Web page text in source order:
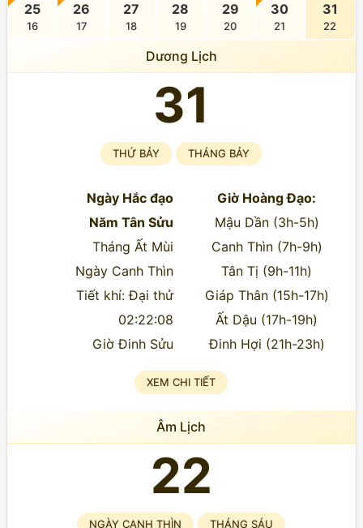
25
16
26
17
27
18
28
19
29
20
30
21
31
22
Dương Lịch
31
THỨ BẢY THÁNG BẢY
Ngày Hắc đạo
Năm Tân Sửu
Tháng Ất Mùi
Ngày Canh Thìn
Tiết khí: Đại thử
02:22:08
Giờ Đinh Sửu
Giờ Hoàng Đạo:
Mậu Dần (3h-5h)
Canh Thìn (7h-9h)
Tân Tị (9h-11h)
Giáp Thân (15h-17h)
Ất Dậu (17h-19h)
Đinh Hợi (21h-23h)
XEM CHI TIẾT
Âm Lịch
22
NGÀY CANH THÌN THÁNG SÁU